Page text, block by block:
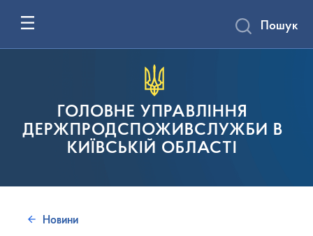
ГОЛОВНЕ УПРАВЛІННЯ
ДЕРЖПРОДСПОЖИВСЛУЖБИ В
КИЇВСЬКІЙ ОБЛАСТІ
Пошук
Новини